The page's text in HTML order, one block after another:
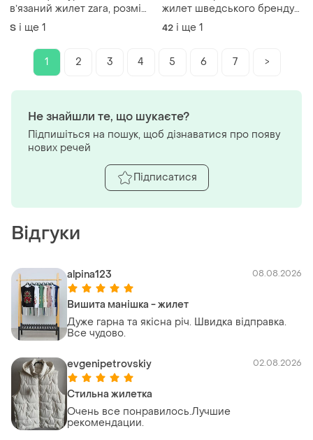
вʼязаний жилет zara, розмір
s-m
S і ще 1
жилет шведського бренду
42-44 європ
42 і ще 1
1 2 3 4 5 6 7 >
Відгуки
alpina123 08.08.2026
Вишита манішка - жилет
Дуже гарна та якісна річ. Швидка відправка.
Все чудово.
evgenipetrovskiy 02.08.2026
Стильна жилетка
Очень все понравилось.Лучшие
рекомендации.
Не знайшли те, що шукаєте?
Підпишіться на пошук, щоб дізнаватися про появу
нових речей
Підписатися